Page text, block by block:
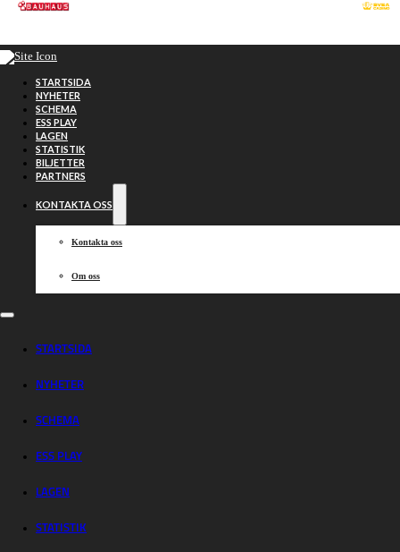
Hoppa till huvudinnehåll
STARTSIDA
NYHETER
SCHEMA
ESS PLAY
LAGEN
STATISTIK
BILJETTER
PARTNERS
KONTAKTA OSS
Kontakta oss
Om oss
STARTSIDA
NYHETER
SCHEMA
ESS PLAY
LAGEN
STATISTIK
Janowski en av
matchvinnarna
för Smederna